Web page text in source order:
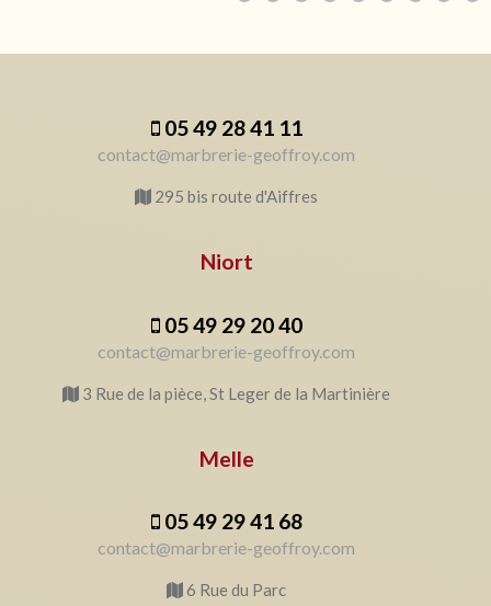
05 49 28 41 11
contact@marbrerie-geoffroy.com
295 bis route d'Aiffres
Niort
05 49 29 20 40
contact@marbrerie-geoffroy.com
3 Rue de la pièce, St Leger de la Martinière
Melle
05 49 29 41 68
contact@marbrerie-geoffroy.com
6 Rue du Parc